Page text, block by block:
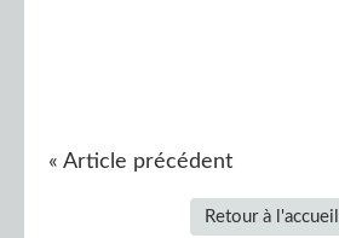
« Article précédent
Retour à l'accueil